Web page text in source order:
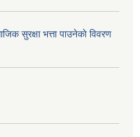
सुरक्षा भत्ता पाउनेकाे विवरण